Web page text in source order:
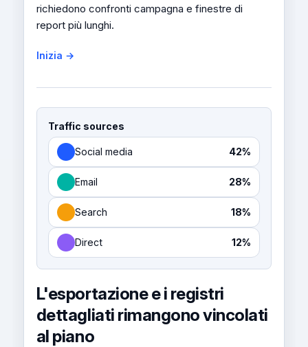
richiedono confronti campagna e finestre di
report più lunghi.
Inizia →
Traffic sources
Social media 42%
Email 28%
Search 18%
Direct 12%
L'esportazione e i registri
dettagliati rimangono vincolati
al piano